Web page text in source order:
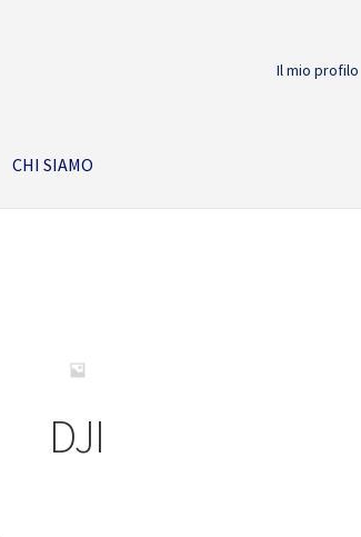
Il mio profilo
CHI SIAMO
DJI